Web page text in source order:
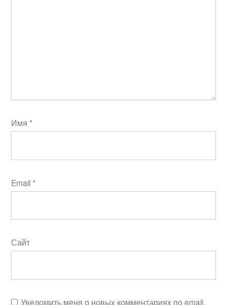
Имя *
Email *
Сайт
Уведомить меня о новых комментариях по email.